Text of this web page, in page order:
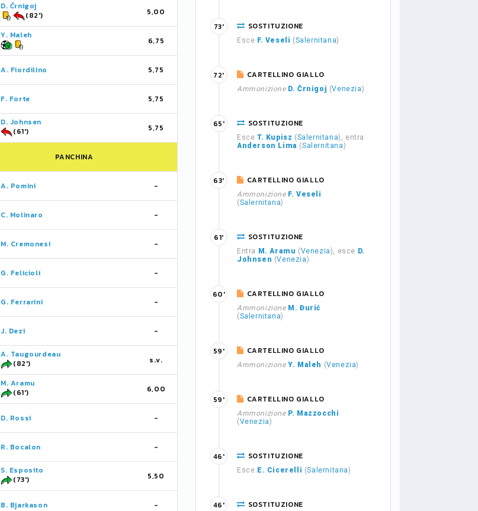
D. Črnigoj
(82')
5,00
Y. Maleh
6,75
A. Fiordilino 5,75
F. Forte 5,75
D. Johnsen
(61')
5,75
PANCHINA
A. Pomini -
C. Molinaro -
M. Cremonesi -
G. Felicioli -
G. Ferrarini -
J. Dezi -
A. Taugourdeau
(82')
s.v.
M. Aramu
(61')
6,00
D. Rossi -
R. Bocalon -
S. Esposito
(73')
5,50
B. Bjarkason -
SOSTITUZIONE
Esce F. Veseli (Salernitana)
73'
CARTELLINO GIALLO
Ammonizione D. Črnigoj (Venezia)
72'
SOSTITUZIONE
Esce T. Kupisz (Salernitana), entra
Anderson Lima (Salernitana)
65'
CARTELLINO GIALLO
Ammonizione F. Veseli
(Salernitana)
63'
SOSTITUZIONE
Entra M. Aramu (Venezia), esce D.
Johnsen (Venezia)
61'
CARTELLINO GIALLO
Ammonizione M. Đurić
(Salernitana)
60'
CARTELLINO GIALLO
Ammonizione Y. Maleh (Venezia)
59'
CARTELLINO GIALLO
Ammonizione P. Mazzocchi
(Venezia)
59'
SOSTITUZIONE
Esce E. Cicerelli (Salernitana)
46'
SOSTITUZIONE
46'